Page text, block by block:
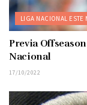
LIGA NACIONAL ESTE
Previa
Nacional
17/10/2022